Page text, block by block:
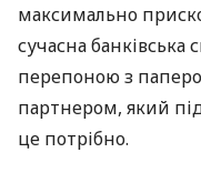
максимально
сучасна банківська
перепоною з
партнером, який
це потрібно.